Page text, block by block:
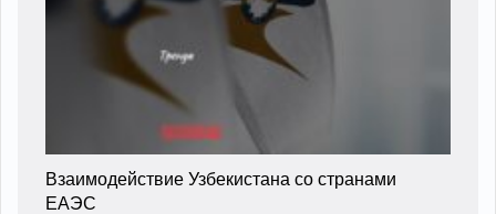
Взаимодействие Узбекистана со странами
ЕАЭС